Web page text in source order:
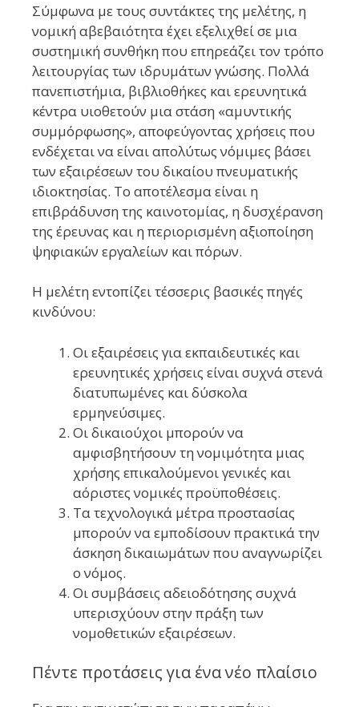
Σύμφωνα με τους συντάκτες της μελέτης, η
νομική αβεβαιότητα έχει εξελιχθεί σε μια
συστημική συνθήκη που επηρεάζει τον τρόπο
λειτουργίας των ιδρυμάτων γνώσης. Πολλά
πανεπιστήμια, βιβλιοθήκες και ερευνητικά
κέντρα υιοθετούν μια στάση «αμυντικής
συμμόρφωσης», αποφεύγοντας χρήσεις που
ενδέχεται να είναι απολύτως νόμιμες βάσει
των εξαιρέσεων του δικαίου πνευματικής
ιδιοκτησίας. Το αποτέλεσμα είναι η
επιβράδυνση της καινοτομίας, η δυσχέρανση
της έρευνας και η περιορισμένη αξιοποίηση
ψηφιακών εργαλείων και πόρων.
Η μελέτη εντοπίζει τέσσερις βασικές πηγές
κινδύνου:
Οι εξαιρέσεις για εκπαιδευτικές και
ερευνητικές χρήσεις είναι συχνά στενά
διατυπωμένες και δύσκολα
ερμηνεύσιμες.
Οι δικαιούχοι μπορούν να
αμφισβητήσουν τη νομιμότητα μιας
χρήσης επικαλούμενοι γενικές και
αόριστες νομικές προϋποθέσεις.
Τα τεχνολογικά μέτρα προστασίας
μπορούν να εμποδίσουν πρακτικά την
άσκηση δικαιωμάτων που αναγνωρίζει
ο νόμος.
Οι συμβάσεις αδειοδότησης συχνά
υπερισχύουν στην πράξη των
νομοθετικών εξαιρέσεων.
Πέντε προτάσεις για ένα νέο πλαίσιο